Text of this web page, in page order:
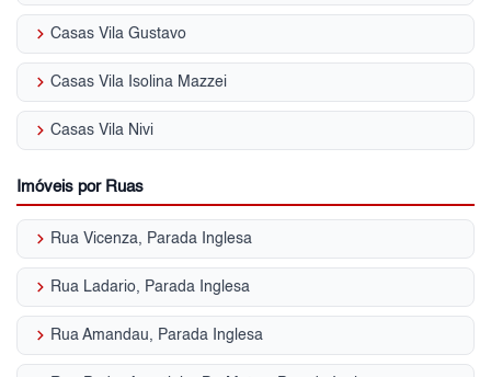
keyboard_arrow_right Casas Vila Gustavo
keyboard_arrow_right Casas Vila Isolina Mazzei
keyboard_arrow_right Casas Vila Nivi
Imóveis por Ruas
keyboard_arrow_right Rua Vicenza, Parada Inglesa
keyboard_arrow_right Rua Ladario, Parada Inglesa
keyboard_arrow_right Rua Amandau, Parada Inglesa